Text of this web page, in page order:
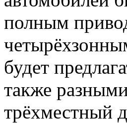
полным
будет
также
трёхместный